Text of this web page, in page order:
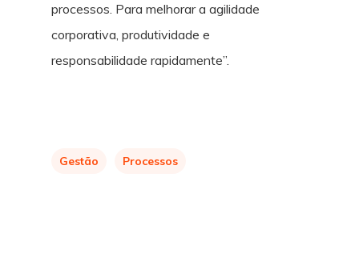
processos. Para melhorar a agilidade
corporativa, produtividade e
responsabilidade rapidamente”.
Gestão Processos